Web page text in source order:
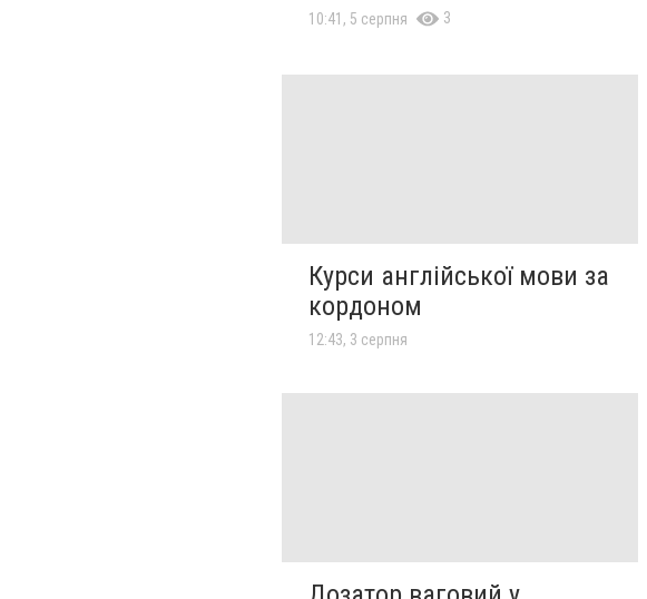
10:41, 5 серпня 3
Курси англійської мови за
кордоном
12:43, 3 серпня